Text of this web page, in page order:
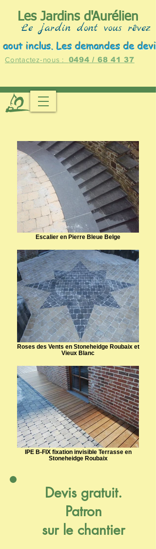
Les Jardins d'Aurélien
Le jardin dont vous rêvez !
Contactez-nous : 0494 / 68 41 37
inclus. Les demandes de
Escalier en Pierre Bleue Belge
Roses des Vents en Stoneheidge Roubaix et
Vieux Blanc
IPE B-FIX fixation invisible Terrasse en
Stoneheidge Roubaix
Devis gratuit.
Patron
sur le chantier